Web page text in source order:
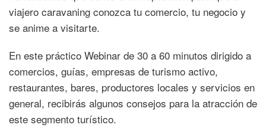
viajero caravaning conozca tu comercio, tu negocio y
se anime a visitarte.
En este práctico Webinar de 30 a 60 minutos dirigido a
comercios, guías, empresas de turismo activo,
restaurantes, bares, productores locales y servicios en
general, recibirás algunos consejos para la atracción de
este segmento turístico.